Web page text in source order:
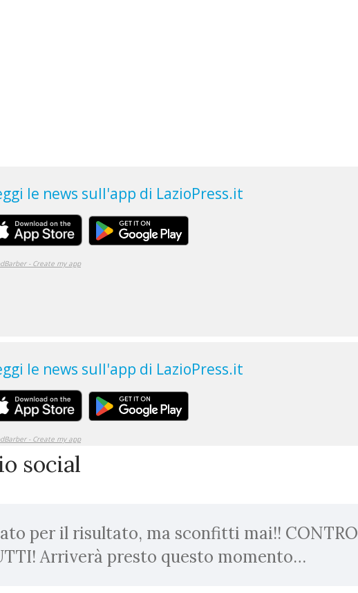
social
per il risultato, ma sconfitti mai!! CONTRO
Arriverà presto questo momento…